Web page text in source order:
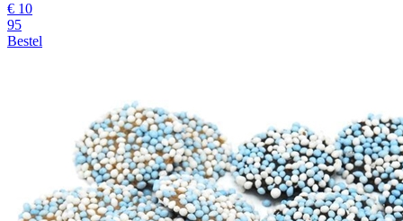
€ 10
95
Bestel